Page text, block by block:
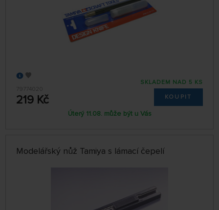
79774020
219 Kč
SKLADEM NAD 5 KS
KOUPIT
Úterý 11.08. může být u Vás
Modelářský nůž Tamiya s lámací čepelí